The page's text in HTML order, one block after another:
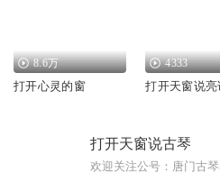
8.6万
打开心灵的窗
4333
打开天窗说亮
打开天窗说古琴